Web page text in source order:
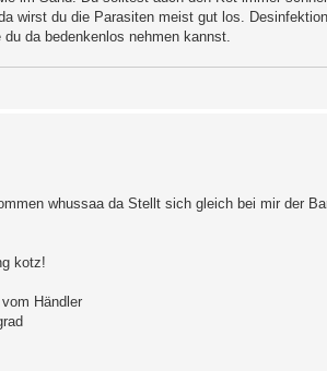
wirst du die Parasiten meist gut los.
da bedenkenlos nehmen kannst.
whussaa da Stellt sich gleich bei mir der
kotz!
Händler